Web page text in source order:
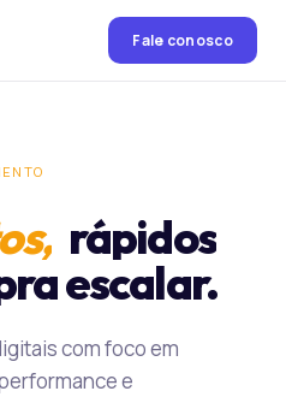
Fale conosco
rápidos
escalar.
com foco em
e